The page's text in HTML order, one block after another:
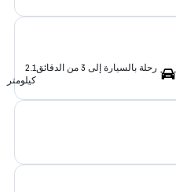
رحلة بالسيارة إلى 3 من الدقائق
2.1
كيلومتر